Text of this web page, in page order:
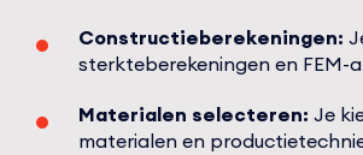
Constructieberekeningen:
sterkteberekeningen en FEM-
Materialen selecteren: Je
materialen en